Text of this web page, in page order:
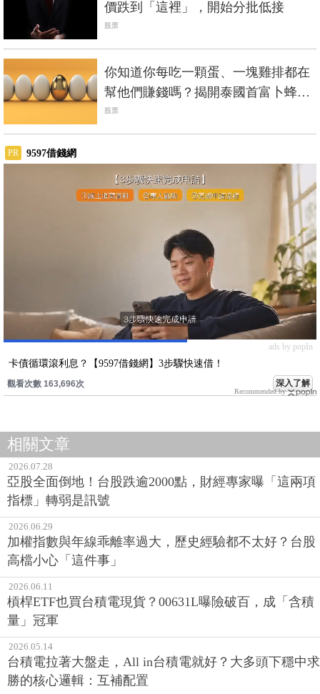
價跌到「這裡」，開始分批低接
股票
你知道你每吃一顆蛋、一塊雞排都在
幫他們賺錢嗎？揭開泰國首富卜蜂集
團「富過4代」的祕密
股票
PR 9597借錢網
ads by popIn
卡債循環滾利息？【9597借錢網】3步驟快速借！
觀看次數 163,696次 深入了解
Recommended by
相關文章
2026.07.28
亞股全面倒地！台股跌逾2000點，財經專家曝「這兩項
指標」轉弱是訊號
2026.06.29
加權指數與年線乖離率過大，歷史經驗都不太好？台股
高檔小心「這件事」
2026.06.11
槓桿ETF也買台積電現貨？00631L曝險破百，成「含積
量」冠軍
2026.05.14
台積電拉著大盤走，All in台積電就好？大多頭下穩中求
勝的核心邏輯：互補配置